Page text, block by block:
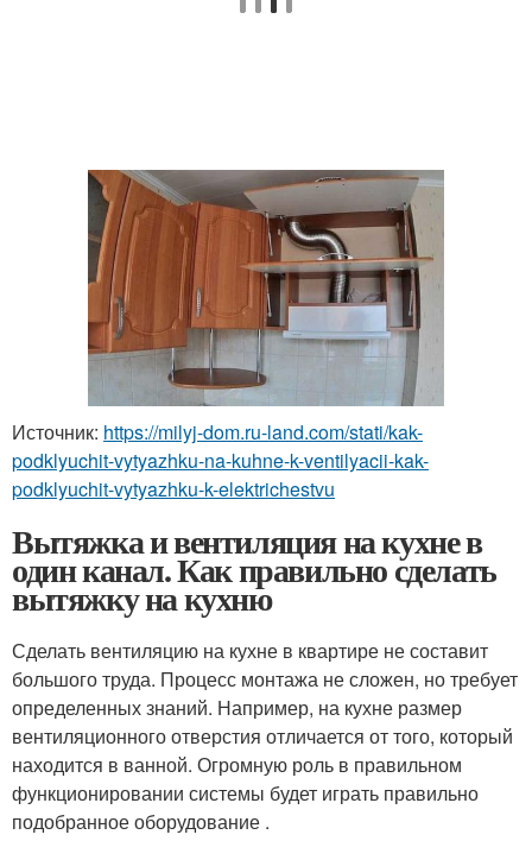
Источник: https://milyj-dom.ru-land.com/stati/kak-
podklyuchit-vytyazhku-na-kuhne-k-ventilyacii-kak-
podklyuchit-vytyazhku-k-elektrichestvu
Вытяжка и вентиляция на кухне в
один канал. Как правильно сделать
вытяжку на кухню
Сделать вентиляцию на кухне в квартире не составит
большого труда. Процесс монтажа не сложен, но требует
определенных знаний. Например, на кухне размер
вентиляционного отверстия отличается от того, который
находится в ванной. Огромную роль в правильном
функционировании системы будет играть правильно
подобранное оборудование .